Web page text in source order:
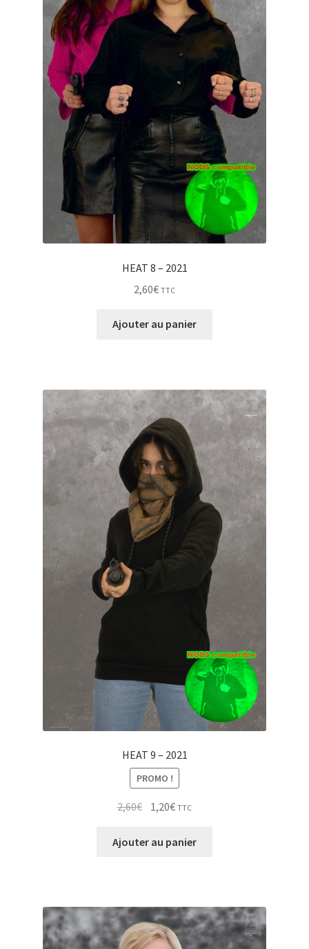
HEAT 8 – 2021
2,60€ TTC
Ajouter au panier
HEAT 9 – 2021
PROMO !
2,60€ Le
initial
1,20€Le
actuel
TTC
Ajouter au panier